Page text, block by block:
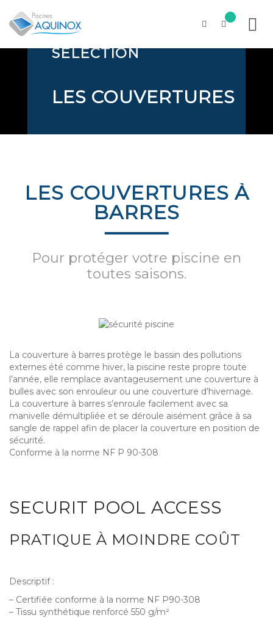
ÉCOLOGIQUES :
DÉCOUVREZ NOTRE
SÉLECTION
LES COUVERTURES
LES COUVERTURES À
BARRES
Pour protéger votre piscine en
toutes saisons.
La couverture à barres protège le bassin des pollutions
externes été comme hiver, la piscine reste propre toute
l’année, elle remplace avantageusement une couverture à
bulles avec son enrouleur ou une couverture d’hivernage.
La couverture à barres s’enroule facilement avec sa
manivelle démultipliée et se déroule aisément grâce à sa
sangle de rappel afin de placer la couverture en position de
sécurité.
Conforme à la norme NF P 90-308
SECURIT POOL ACCESS
PRATIQUE À MOINDRE COÛT
Descriptif :
– Certifiée conforme à la norme NF P90-308
– Tissu synthétique renforcé 550 g/m²